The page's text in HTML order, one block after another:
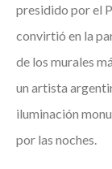
presidido por el
convirtió en la
de los murales
un artista
iluminación
por las noches.